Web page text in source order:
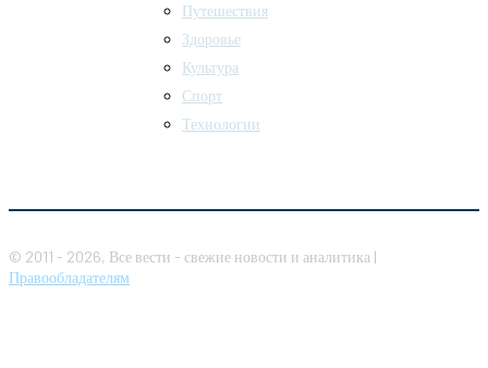
Путешествия
Здоровье
Культура
Спорт
Технологии
© 2011 - 2026, Все вести - свежие новости и аналитика |
Правообладателям